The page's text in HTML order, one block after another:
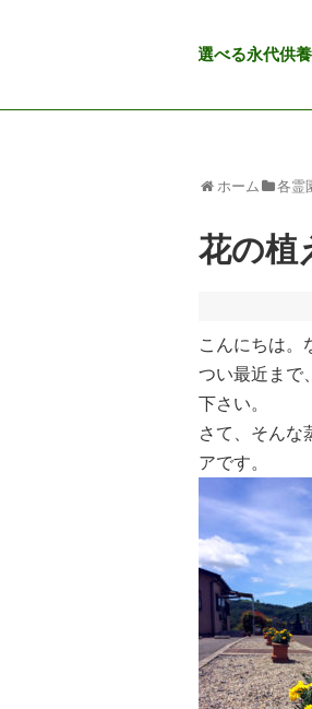
選べる永代供養
ホーム 各霊
花の植
こんにちは。
つい最近まで
下さい。
さて、そんな
アです。